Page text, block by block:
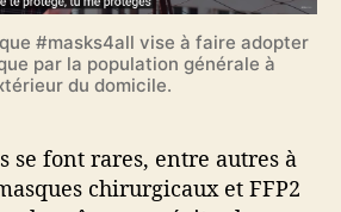
#masks4all vise à faire adopter
par la population générale à
du domicile.
se font rares, entre autres à
chirurgicaux et FFP2